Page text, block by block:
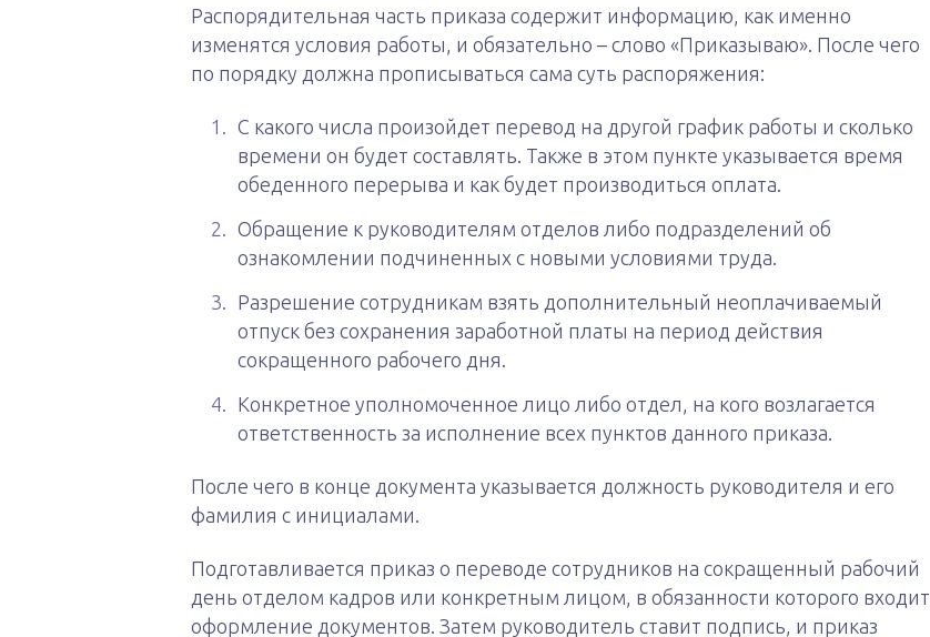
Распорядительная часть приказа содержит информацию, как именно
изменятся условия работы, и обязательно – слово «Приказываю». После чего
по порядку должна прописываться сама суть распоряжения:
С какого числа произойдет перевод на другой график работы и сколько
времени он будет составлять. Также в этом пункте указывается время
обеденного перерыва и как будет производиться оплата.
Обращение к руководителям отделов либо подразделений об
ознакомлении подчиненных с новыми условиями труда.
Разрешение сотрудникам взять дополнительный неоплачиваемый
отпуск без сохранения заработной платы на период действия
сокращенного рабочего дня.
Конкретное уполномоченное лицо либо отдел, на кого возлагается
ответственность за исполнение всех пунктов данного приказа.
После чего в конце документа указывается должность руководителя и его
фамилия с инициалами.
Подготавливается приказ о переводе сотрудников на сокращенный рабочий
день отделом кадров или конкретным лицом, в обязанности которого входит
оформление документов. Затем руководитель ставит подпись, и приказ